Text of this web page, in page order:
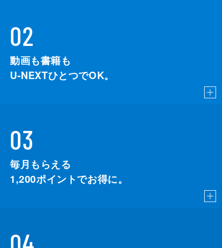
02
動画も書籍も
U-NEXTひとつでOK。
03
毎月もらえる
1,200ポイントでお得に。